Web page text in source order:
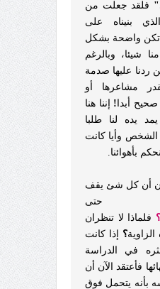
" فلقد جعلت من
بنيناه على
تكن واضحة بشكل
شيئا، وبالرغم
عليها صدمة
مشاعرها أو
أبدا !
إننا هنا
يده لنا طلبا
الشخص وأيا كانت
بأهوائنا.
أن كل شئ يقف
حتى
فلماذا لا تنظران
؟ إذا كانت
في الدراسة
فأعتقد الآن أن
بأنه يتحمل فوق